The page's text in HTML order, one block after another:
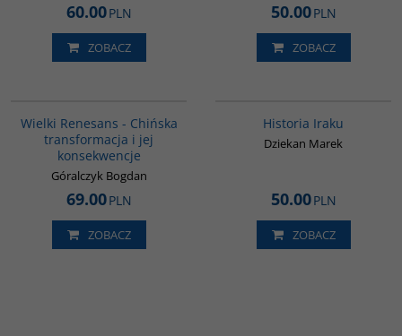
60.00PLN
ZOBACZ
50.00PLN
ZOBACZ
Wielki Renesans - Chińska
transformacja i jej
konsekwencje
Góralczyk Bogdan
69.00PLN
ZOBACZ
Historia Iraku
Dziekan Marek
50.00PLN
ZOBACZ